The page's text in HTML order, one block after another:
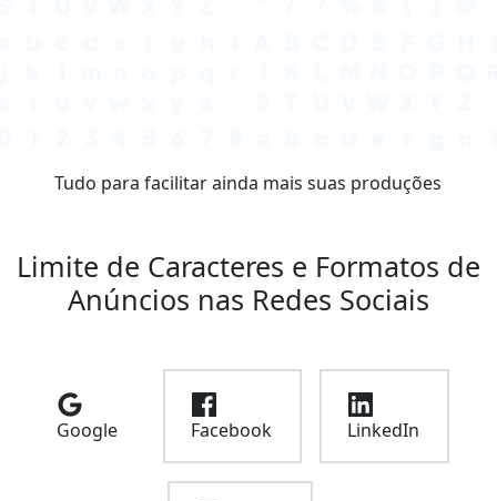
Tudo para facilitar ainda mais suas produções
Limite de Caracteres e Formatos de
Anúncios nas Redes Sociais
Google Facebook LinkedIn